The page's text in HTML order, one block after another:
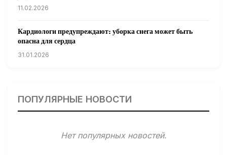
11.02.2026
Кардиологи предупреждают: уборка снега может быть
опасна для сердца
31.01.2026
31.01.2026
мобильных телефонов на здоровье
ПОПУЛЯРНЫЕ НОВОСТИ
Нет популярных новостей.